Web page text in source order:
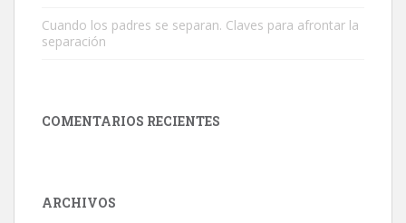
Cuando los padres se separan. Claves para afrontar la
separación
COMENTARIOS RECIENTES
ARCHIVOS